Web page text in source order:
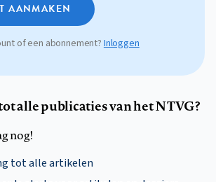
AANMAKEN
of een abonnement? Inloggen
alle publicaties van het NTVG?
nog!
tot alle artikelen